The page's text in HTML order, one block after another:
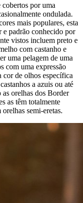
por uma
ondulada.
mais populares, esta
e padrão conhecido por
vistos incluem preto e
com castanho e
uma pelagem de uma
com uma expressão
de olhos específica
a azuis ou até
orelhas dos Border
as têm totalmente
semi-eretas.